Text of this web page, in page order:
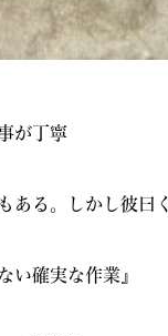
が丁寧
ある。しかし彼曰く
い確実な作業』